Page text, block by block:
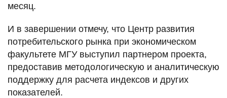
месяц.
И в завершении отмечу, что Центр развития
потребительского рынка при экономическом
факультете МГУ выступил партнером проекта,
предоставив методологическую и аналитическую
поддержку для расчета индексов и других
показателей.